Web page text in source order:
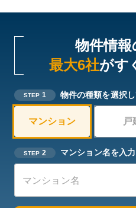
物件情
最大6社がす
STEP 1 物件の種類を選択
マンション 戸
STEP 2 マンション名を入